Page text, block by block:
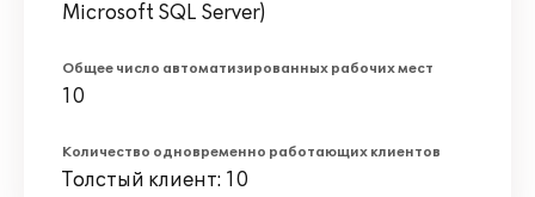
Microsoft SQL Server)
Общее число автоматизированных рабочих мест
10
Количество одновременно работающих клиентов
Толстый клиент: 10